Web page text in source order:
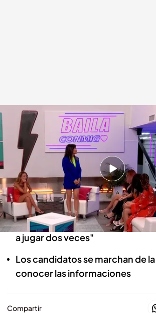
Los candidatos de Mayka abandonan 'Baila
relación con Alejandro
Baila conmigo
21 ABR 2022 - 22:20h.
Sigue Cuatro EN DIRECTO
Mayka da sus explicaciones y
"Conmigo en un pasado ya han
a jugar dos veces"
Los candidatos se marchan de
conocer las informaciones
Compartir